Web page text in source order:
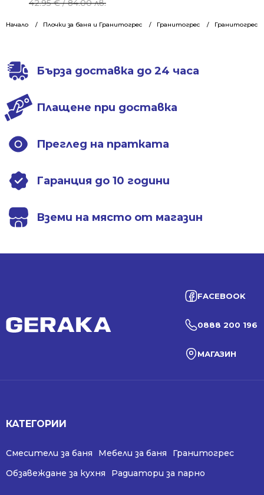
Начало Плочки за баня и Гранитогрес Гранитогрес Гранитогрес
42.95€/ 84.00 лв.
42.95 €
30.17 €
Бърза доставка до 24 часа
Плащене при доставка
Преглед на пратката
Гаранция до 10 години
Вземи на място от магазин
FACEBOOK
0888 200 196
МАГАЗИН
КАТЕГОРИИ
Смесители за баня Мебели за баня
Гранитогрес
Обзавеждане за кухня
Радиатори за парно